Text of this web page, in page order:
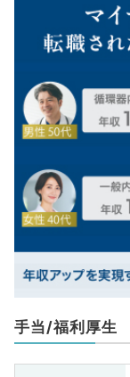
手当/福利厚生